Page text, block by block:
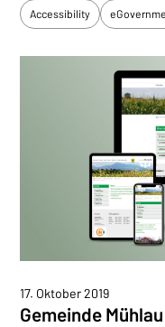
Accessibility
Gemeinde
17. Oktober 2019